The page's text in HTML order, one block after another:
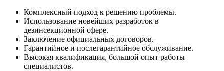
Комплексный подход к решению проблемы.
Использование новейших разработок в
дезинсекционной сфере.
Заключение официальных договоров.
Гарантийное и послегарантийное обслуживание.
Высокая квалификация, большой опыт работы
специалистов.